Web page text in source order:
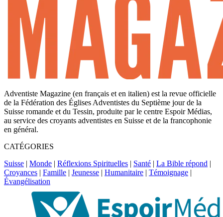
Adventiste Magazine (en français et en italien) est la revue officielle
de la Fédération des Églises Adventistes du Septième jour de la
Suisse romande et du Tessin, produite par le centre Espoir Médias,
au service des croyants adventistes en Suisse et de la francophonie
en général.
CATÉGORIES
Suisse | Monde | Réflexions Spirituelles | Santé | La Bible répond |
Croyances | Famille | Jeunesse | Humanitaire | Témoignage |
Évangélisation